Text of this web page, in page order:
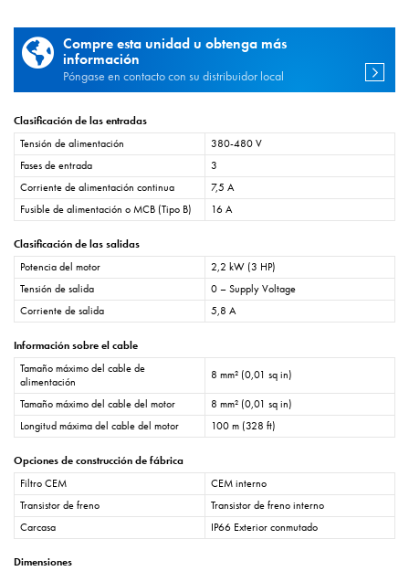
Compre esta unidad u obtenga más
información
Póngase en contacto con su distribuidor local
Clasificación de las entradas
Tensión de alimentación
380-480 V
Fases de entrada
3
Corriente de alimentación continua
7,5 A
Fusible de alimentación o MCB (Tipo B)
16 A
Clasificación de las salidas
Potencia del motor
2,2 kW (3 HP)
Tensión de salida
0 – Supply Voltage
Corriente de salida
5,8 A
Información sobre el cable
Tamaño máximo del cable de
alimentación
8 mm² (0,01 sq in)
Tamaño máximo del cable del motor
8 mm² (0,01 sq in)
Longitud máxima del cable del motor
100 m (328 ft)
Opciones de construcción de fábrica
Filtro CEM
CEM interno
Transistor de freno
Transistor de freno interno
Carcasa
IP66 Exterior conmutado
Dimensiones